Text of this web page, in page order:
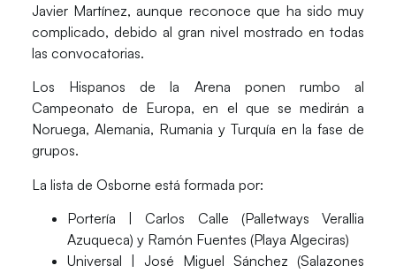
Javier Martínez, aunque reconoce que ha sido muy
complicado, debido al gran nivel mostrado en todas
las convocatorias.
Los Hispanos de la Arena ponen rumbo al
Campeonato de Europa, en el que se medirán a
Noruega, Alemania, Rumania y Turquía en la fase de
grupos.
La lista de Osborne está formada por:
Portería | Carlos Calle (Palletways Verallia
Azuqueca) y Ramón Fuentes (Playa Algeciras)
Universal | José Miguel Sánchez (Salazones